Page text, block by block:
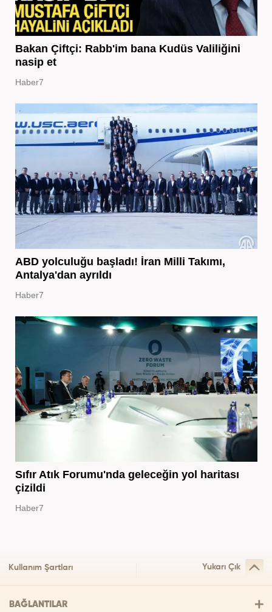
Bakan Çiftçi: Rabb'im bana Kudüs Valiliğini
nasip et
Haber7
ABD yolculuğu başladı! İran Milli Takımı,
Antalya'dan ayrıldı
Haber7
Sıfır Atık Forumu'nda geleceğin yol haritası
çizildi
Haber7
Kullanım Şartları Yukarı Çık
BAĞLANTILAR